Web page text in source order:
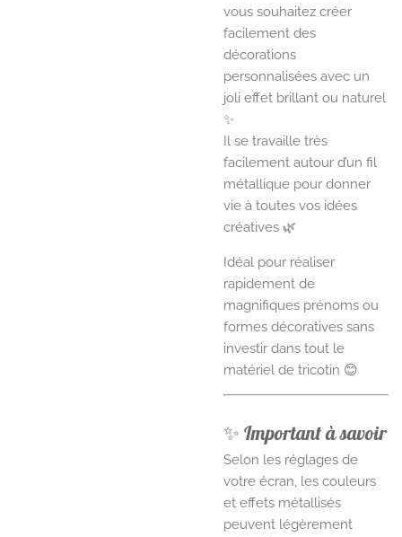
vous souhaitez créer
facilement des
décorations
personnalisées avec un
joli effet brillant ou naturel
✨
Il se travaille très
facilement autour d’un fil
métallique pour donner
vie à toutes vos idées
créatives 🌿
Idéal pour réaliser
rapidement de
magnifiques prénoms ou
formes décoratives sans
investir dans tout le
matériel de tricotin 😊
✨ Important à savoir
Selon les réglages de
votre écran, les couleurs
et effets métallisés
peuvent légèrement